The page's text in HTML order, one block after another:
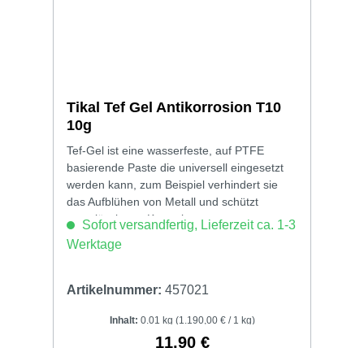
Tikal Tef Gel Antikorrosion T10
10g
Tef-Gel ist eine wasserfeste, auf PTFE
basierende Paste die universell eingesetzt
werden kann, zum Beispiel verhindert sie
das Aufblühen von Metall und schützt
zuverlässig vor Korrosion.
Sofort versandfertig, Lieferzeit ca. 1-3
Werktage
Artikelnummer: 457021
Inhalt: 0.01 kg (1.190,00 € / 1 kg)
Regulärer Preis:
11,90 €